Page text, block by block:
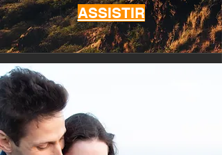
ASSISTIR